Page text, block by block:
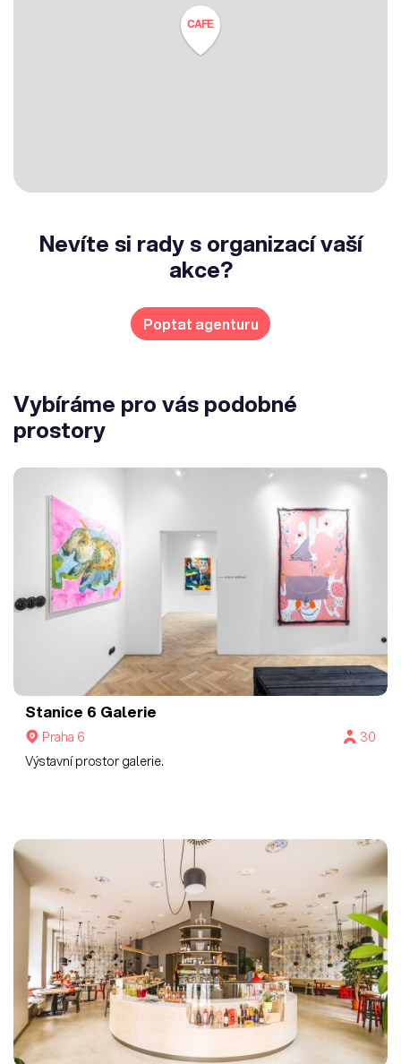
CAFE
Nevíte si rady s organizací vaší
akce?
Poptat agenturu
Vybíráme pro vás podobné
prostory
Stanice 6 Galerie
Praha 6
30
Výstavní prostor galerie.